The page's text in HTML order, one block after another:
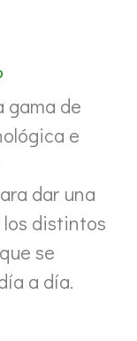
gama de
e
dar una
los distintos
se
a día.